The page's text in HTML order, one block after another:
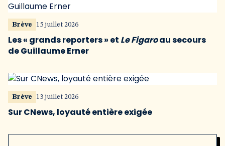
Brève 15 juillet 2026
Les « grands reporters » et Le Figaroau secours
de Guillaume Erner
Brève 13 juillet 2026
Sur CNews, loyauté entière exigée